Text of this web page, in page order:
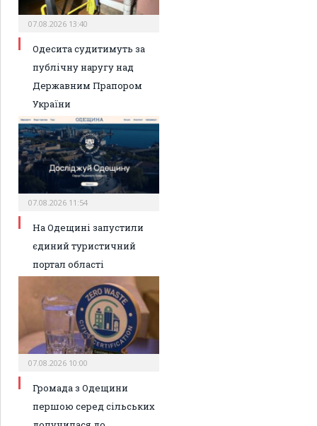
07.08.2026 13:40
Одесита судитимуть за
публічну наругу над
Державним Прапором
України
07.08.2026 11:54
На Одещині запустили
єдиний туристичний
портал області
07.08.2026 10:00
Громада з Одещини
першою серед сільських